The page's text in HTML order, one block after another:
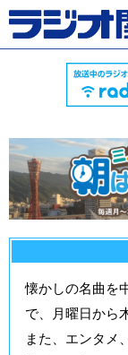
懐かしの名曲を
で、月曜日から
また、エンタメ